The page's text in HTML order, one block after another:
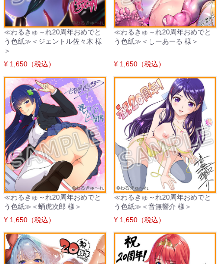
≪わるきゅ～れ20周年おめでと
う色紙≫＜ジェントル佐々木 様
＞
¥ 1,650（税込）
≪わるきゅ～れ20周年おめでと
う色紙≫＜しーあーる 様＞
¥ 1,650（税込）
≪わるきゅ～れ20周年おめでと
う色紙≫＜蛹虎次郎 様＞
¥ 1,650（税込）
≪わるきゅ～れ20周年おめでと
う色紙≫＜音無響介 様＞
¥ 1,650（税込）